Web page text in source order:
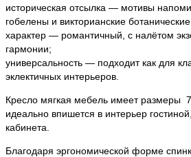
историческая отсылка — мотивы
гобелены и викторианские
характер — романтичный, с налётом
гармонии;
универсальность — подходит как для
эклектичных интерьеров.
Кресло мягкая мебель имеет размеры
идеально впишется в интерьер
кабинета.
Благодаря эргономической форме